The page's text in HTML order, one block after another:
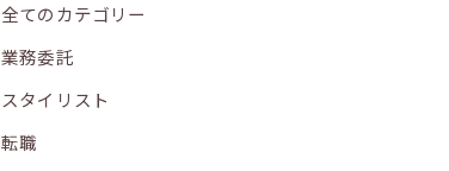
全てのカテゴリー
業務委託
スタイリスト
転職